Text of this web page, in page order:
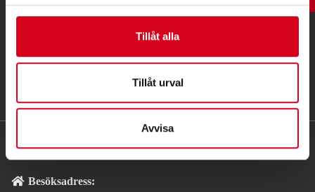
Tillåt alla
Tillåt urval
Avvisa
KONTAKT
Besöksadress: